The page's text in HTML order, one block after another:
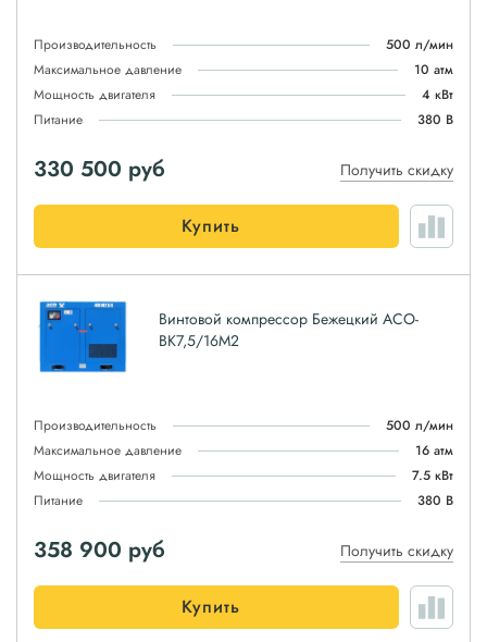
Производительность
500 л/мин
Максимальное давление
10 атм
Мощность двигателя
4 кВт
Питание
380 В
330 500 руб Получить скидку
Купить
Винтовой компрессор Бежецкий АСО-
ВК7,5/16М2
Производительность
500 л/мин
Максимальное давление
16 атм
Мощность двигателя
7.5 кВт
Питание
380 В
358 900 руб Получить скидку
Купить